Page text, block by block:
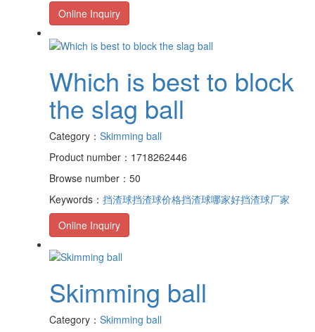
Online Inquiry
Which is best to block
the slag ball
Category： Skimming ball
Product number：1718262446
Browse number：50
Keywords： 挡渣球挡渣球价格挡渣球哪家好挡渣球厂家
Online Inquiry
Skimming ball
Category： Skimming ball